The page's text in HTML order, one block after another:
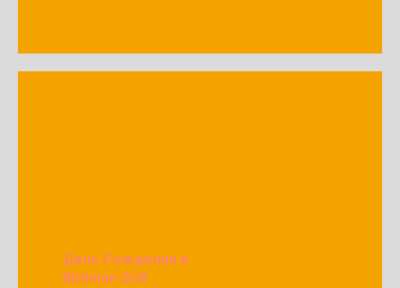
День Рождения в
Birliman Grill